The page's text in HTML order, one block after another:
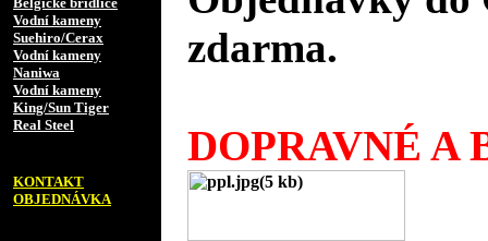
Vodní kameny
Suehiro/Cerax
Vodní kameny
Naniwa
Vodní kameny
King/Sun Tiger
Real Steel
KONTAKT
OBJEDNÁVKA
zdarma.
DOPRAVNÉ A